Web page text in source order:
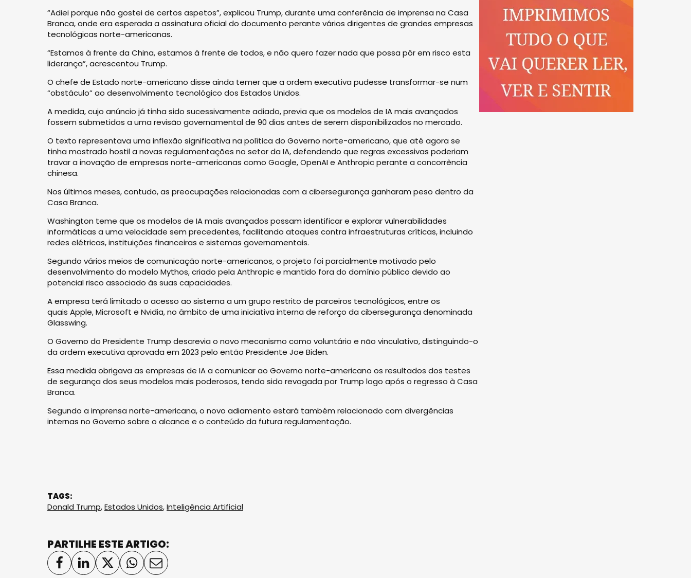
“Adiei porque não gostei de certos aspetos”, explicou Trump, durante uma conferência de imprensa na Casa
Branca, onde era esperada a assinatura oficial do documento perante vários dirigentes de grandes empresas
tecnológicas norte-americanas.
“Estamos à frente da China, estamos à frente de todos, e não quero fazer nada que possa pôr em risco esta
liderança”, acrescentou Trump.
O chefe de Estado norte-americano disse ainda temer que a ordem executiva pudesse transformar-se num
“obstáculo” ao desenvolvimento tecnológico dos Estados Unidos.
A medida, cujo anúncio já tinha sido sucessivamente adiado, previa que os modelos de IA mais avançados
fossem submetidos a uma revisão governamental de 90 dias antes de serem disponibilizados no mercado.
O texto representava uma inflexão significativa na política do Governo norte-americano, que até agora se
tinha mostrado hostil a novas regulamentações no setor da IA, defendendo que regras excessivas poderiam
travar a inovação de empresas norte-americanas como Google, OpenAI e Anthropic perante a concorrência
chinesa.
Nos últimos meses, contudo, as preocupações relacionadas com a cibersegurança ganharam peso dentro da
Casa Branca.
Washington teme que os modelos de IA mais avançados possam identificar e explorar vulnerabilidades
informáticas a uma velocidade sem precedentes, facilitando ataques contra infraestruturas críticas, incluindo
redes elétricas, instituições financeiras e sistemas governamentais.
Segundo vários meios de comunicação norte-americanos, o projeto foi parcialmente motivado pelo
desenvolvimento do modelo Mythos, criado pela Anthropic e mantido fora do domínio público devido ao
potencial risco associado às suas capacidades.
A empresa terá limitado o acesso ao sistema a um grupo restrito de parceiros tecnológicos, entre os
quais Apple, Microsoft e Nvidia, no âmbito de uma iniciativa interna de reforço da cibersegurança denominada
Glasswing.
O Governo do Presidente Trump descrevia o novo mecanismo como voluntário e não vinculativo, distinguindo-o
da ordem executiva aprovada em 2023 pelo então Presidente Joe Biden.
Essa medida obrigava as empresas de IA a comunicar ao Governo norte-americano os resultados dos testes
de segurança dos seus modelos mais poderosos, tendo sido revogada por Trump logo após o regresso à Casa
Branca.
Segundo a imprensa norte-americana, o novo adiamento estará também relacionado com divergências
internas no Governo sobre o alcance e o conteúdo da futura regulamentação.
TAGS:
Donald Trump,Estados Unidos,Inteligência Artificial
PARTILHE ESTE ARTIGO: